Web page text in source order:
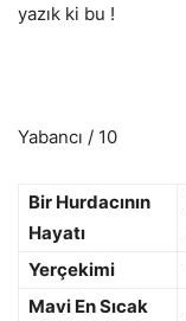
yazık ki bu !
Yabancı / 10
Bir Hurdacının
Hayatı
Yerçekimi
Mavi En Sıcak